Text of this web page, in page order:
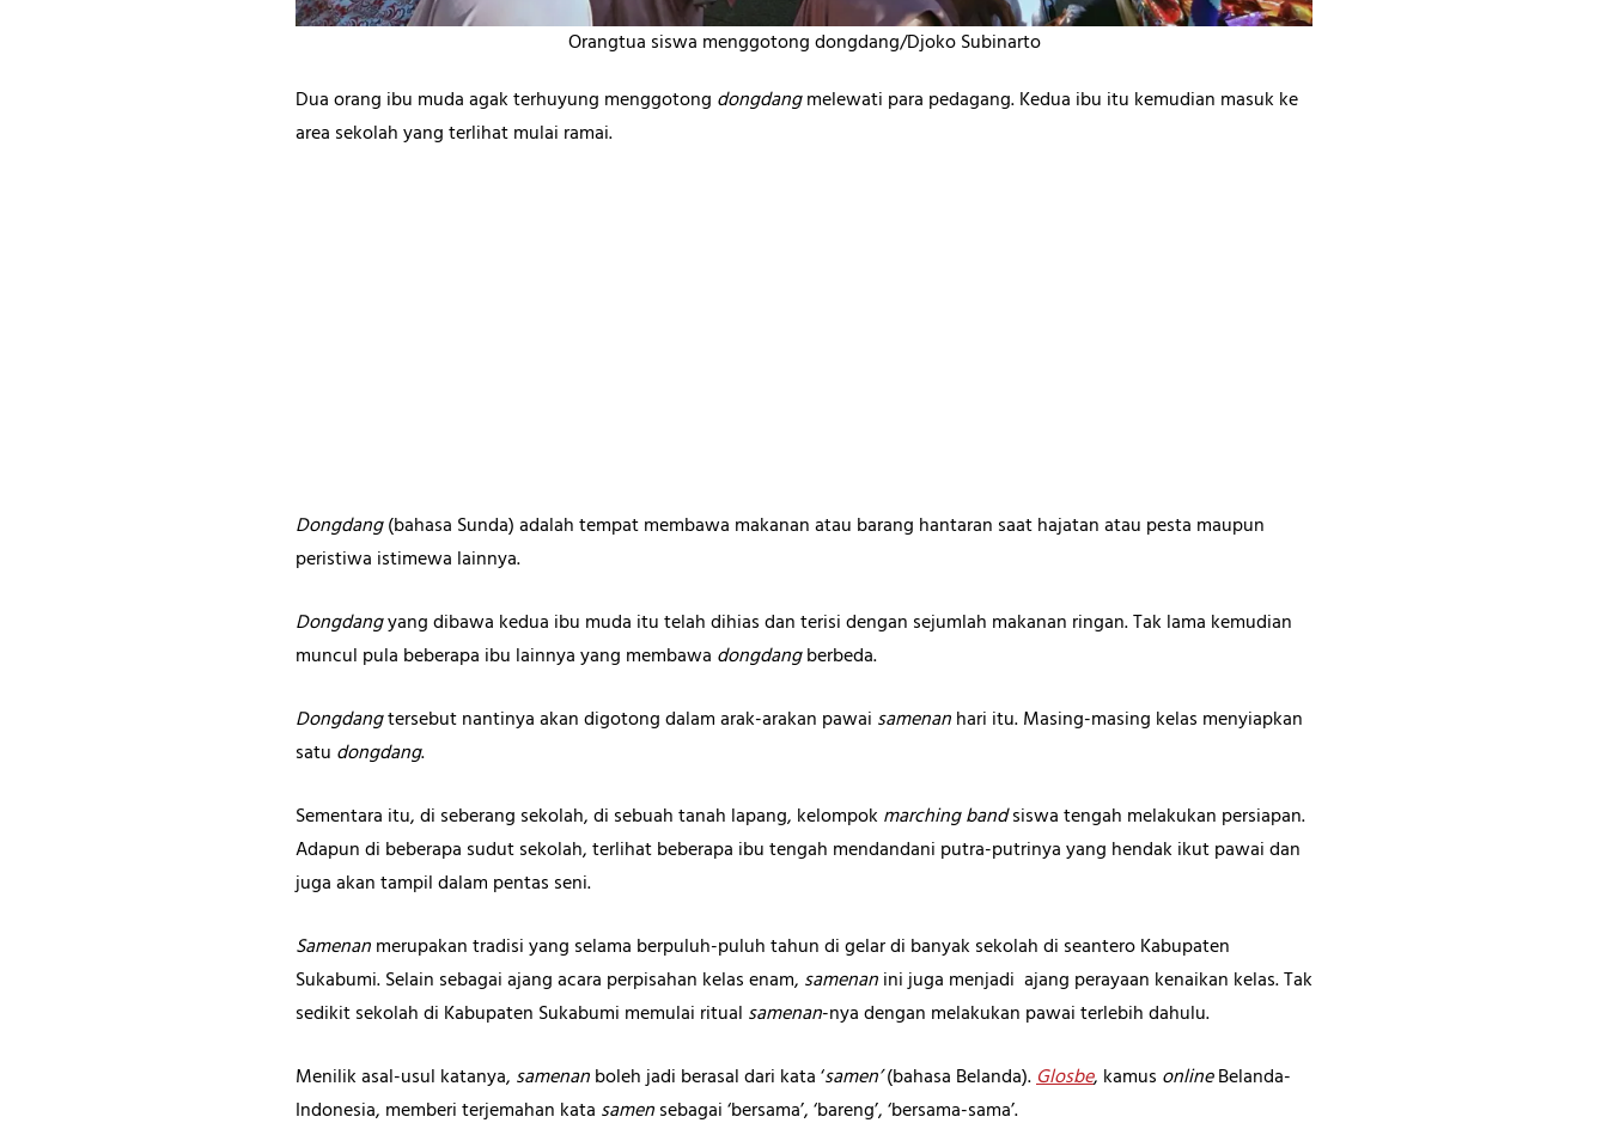
Orangtua siswa menggotong dongdang/Djoko Subinarto
Dua orang ibu muda agak terhuyung menggotong dongdangmelewati para pedagang. Kedua ibu itu kemudian masuk ke
area sekolah yang terlihat mulai ramai.
Dongdang(bahasa Sunda) adalah tempat membawa makanan atau barang hantaran saat hajatan atau pesta maupun
peristiwa istimewa lainnya.
Dongdangyang dibawa kedua ibu muda itu telah dihias dan terisi dengan sejumlah makanan ringan. Tak lama kemudian
muncul pula beberapa ibu lainnya yang membawa dongdangberbeda.
Dongdangtersebut nantinya akan digotong dalam arak-arakan pawai samenanhari itu. Masing-masing kelas menyiapkan
satu dongdang.
Sementara itu, di seberang sekolah, di sebuah tanah lapang, kelompok marching bandsiswa tengah melakukan persiapan.
Adapun di beberapa sudut sekolah, terlihat beberapa ibu tengah mendandani putra-putrinya yang hendak ikut pawai dan
juga akan tampil dalam pentas seni.
Samenanmerupakan tradisi yang selama berpuluh-puluh tahun di gelar di banyak sekolah di seantero Kabupaten
Sukabumi. Selain sebagai ajang acara perpisahan kelas enam, samenanini juga menjadi ajang perayaan kenaikan kelas. Tak
sedikit sekolah di Kabupaten Sukabumi memulai ritual samenan-nya dengan melakukan pawai terlebih dahulu.
Menilik asal-usul katanya, samenanboleh jadi berasal dari kata ‘samen’(bahasa Belanda).Glosbe, kamus onlineBelanda-
Indonesia, memberi terjemahan kata samensebagai ‘bersama’, ‘bareng’, ‘bersama-sama’.